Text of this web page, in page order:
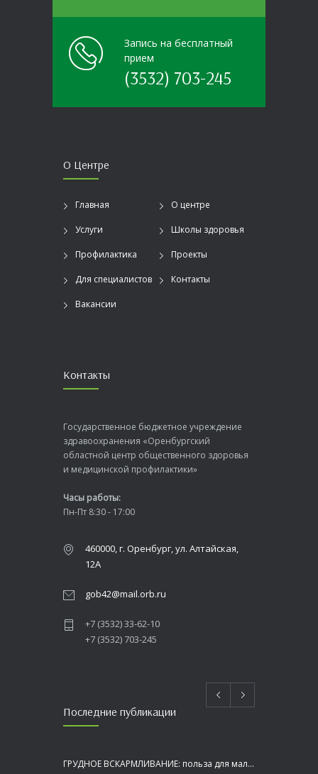
Запись на бесплатный
прием
(3532) 703-245
О Центре
Главная О центре
Услуги Школы здоровья
Профилактика Проекты
Для специалистов Контакты
Вакансии
Контакты
Государственное бюджетное учреждение
здравоохранения «Оренбургский
областной центр общественного здоровья
и медицинской профилактики»
Часы работы:
Пн-Пт 8:30 - 17:00
460000, г. Оренбург, ул. Алтайская,
12А
gob42@mail.orb.ru
+7 (3532) 33-62-10
+7 (3532) 703-245
Последние публикации
ГРУДНОЕ ВСКАРМЛИВАНИЕ: польза для малыша и мамы